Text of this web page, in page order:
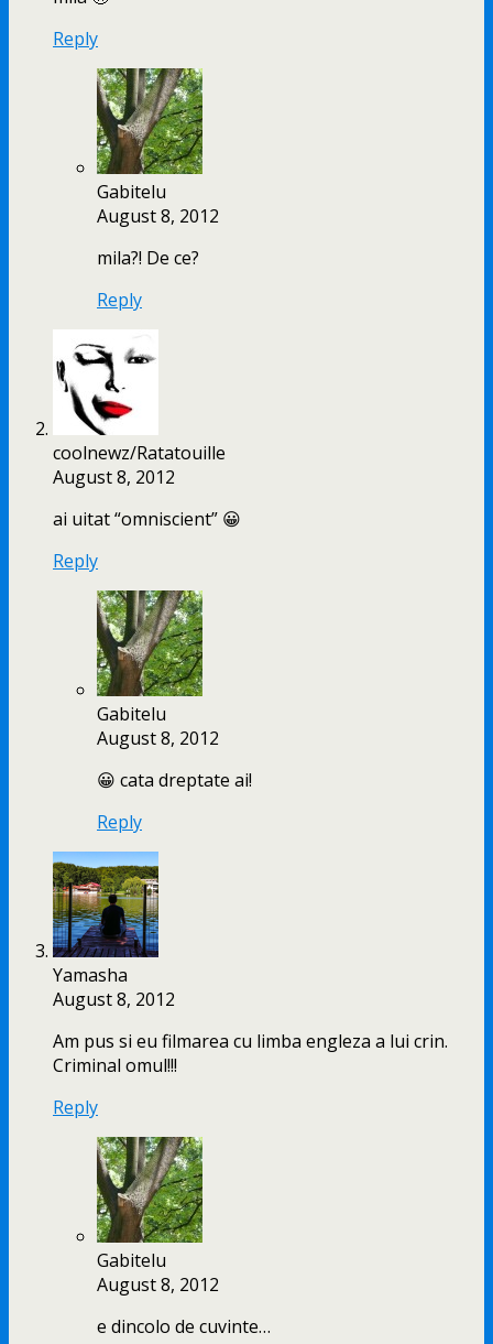
Reply
Gabitelu
August 8, 2012
mila?! De ce?
Reply
coolnewz/Ratatouille
August 8, 2012
ai uitat “omniscient” 😀
Reply
Gabitelu
August 8, 2012
😀 cata dreptate ai!
Reply
Yamasha
August 8, 2012
Am pus si eu filmarea cu limba engleza a lui crin.
Criminal omul!!!
Reply
Gabitelu
August 8, 2012
e dincolo de cuvinte…